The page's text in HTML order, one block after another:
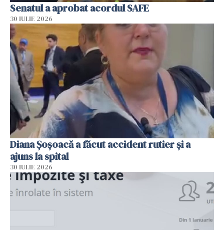
Senatul a aprobat acordul SAFE
30 IULIE 2026
Diana Șoșoacă a făcut accident rutier și a
ajuns la spital
30 IULIE 2026